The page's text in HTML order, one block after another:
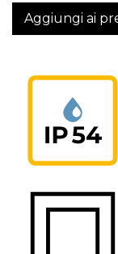
Aggiungi ai